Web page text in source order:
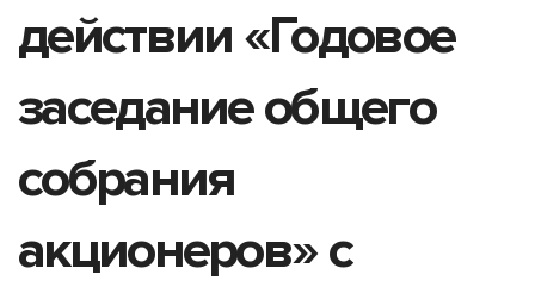
действии «Годовое
заседание общего
собрания
акционеров» с